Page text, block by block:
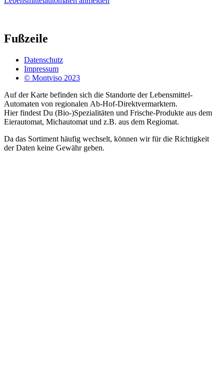
Fußzeile
Datenschutz
Impressum
© Montviso 2023
Auf der Karte befinden sich die Standorte der Lebensmittel-
Automaten von regionalen Ab-Hof-Direktvermarktern.
Hier findest Du (Bio-)Spezialitäten und Frische-Produkte aus dem
Eierautomat, Michautomat und z.B. aus dem Regiomat.
Da das Sortiment häufig wechselt, können wir für die Richtigkeit
der Daten keine Gewähr geben.